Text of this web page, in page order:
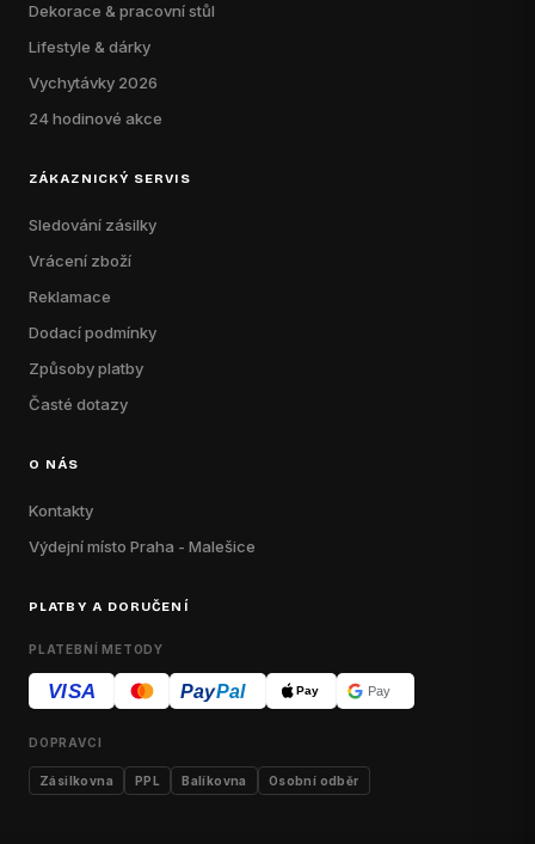
Dekorace & pracovní stůl
Lifestyle & dárky
Vychytávky 2026
24 hodinové akce
ZÁKAZNICKÝ SERVIS
Sledování zásilky
Vrácení zboží
Reklamace
Dodací podmínky
Způsoby platby
Časté dotazy
O NÁS
Kontakty
Výdejní místo Praha - Malešice
PLATBY A DORUČENÍ
PLATEBNÍ METODY
VISA PayPal Pay Pay
DOPRAVCI
Zásilkovna PPL Balíkovna Osobní odběr